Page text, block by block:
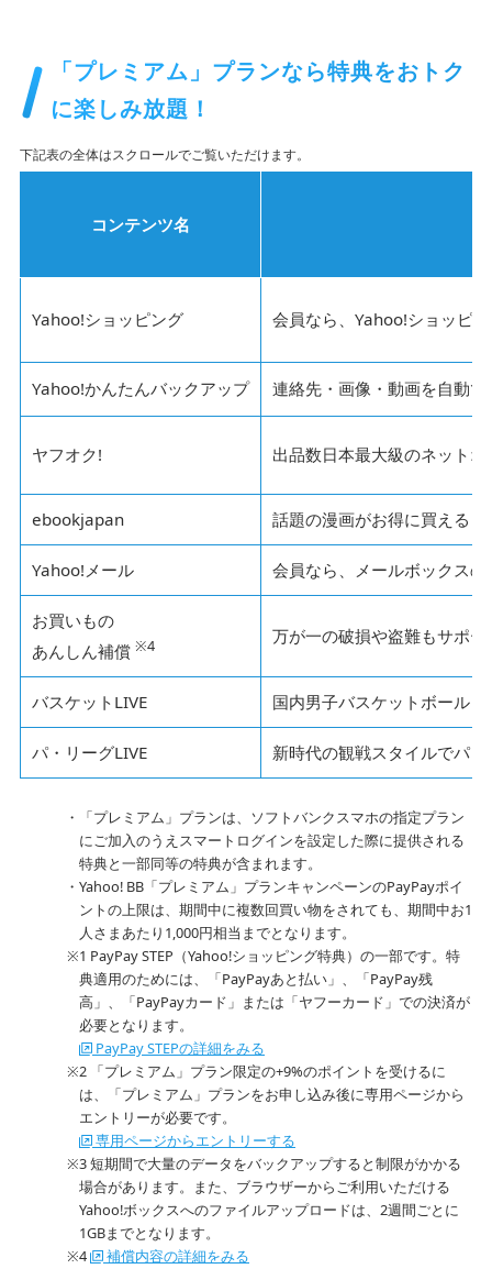
「プレミアム」プランなら特典をおトク
に楽しみ放題！
コンテンツ名
Yahoo!ショッピング 会員なら、Yahoo!ショッピ
Yahoo!かんたんバックアップ 連絡先・画像・動画を自動
ヤフオク! 出品数日本最大級のネット
ebookjapan 話題の漫画がお得に買える
Yahoo!メール 会員なら、メールボックス
お買いもの
あんしん補償 ※4 万が一の破損や盗難もサポ
バスケットLIVE 国内男子バスケットボール
パ・リーグLIVE 新時代の観戦スタイルでパ
「プレミアム」プランは、ソフトバンクスマホの指定プラン
にご加入のうえスマートログインを設定した際に提供される
特典と一部同等の特典が含まれます。
Yahoo! BB「プレミアム」プランキャンペーンのPayPayポイ
ントの上限は、期間中に複数回買い物をされても、期間中お1
人さまあたり1,000円相当までとなります。
1 PayPay STEP（Yahoo!ショッピング特典）の一部です。特
典適用のためには、「PayPayあと払い」、「PayPay残
高」、「PayPayカード」または「ヤフーカード」での決済が
必要となります。
PayPay STEPの詳細をみる
2 「プレミアム」プラン限定の+9%のポイントを受けるに
は、「プレミアム」プランをお申し込み後に専用ページから
エントリーが必要です。
専用ページからエントリーする
3 短期間で大量のデータをバックアップすると制限がかかる
場合があります。また、ブラウザーからご利用いただける
Yahoo!ボックスへのファイルアップロードは、2週間ごとに
1GBまでとなります。
4
補償内容の詳細をみる